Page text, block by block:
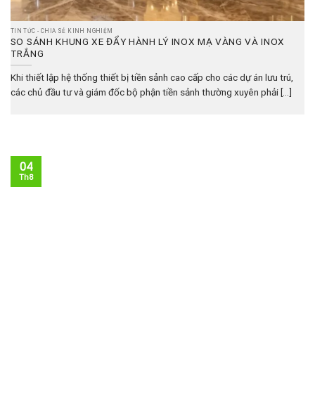
TIN TỨC - CHIA SẺ KINH NGHIỆM
SO SÁNH KHUNG XE ĐẨY HÀNH LÝ INOX MẠ VÀNG VÀ INOX
TRẮNG
Khi thiết lập hệ thống thiết bị tiền sảnh cao cấp cho các dự án lưu trú,
các chủ đầu tư và giám đốc bộ phận tiền sảnh thường xuyên phải [...]
04
Th8